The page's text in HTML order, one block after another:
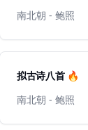
南北朝 - 鲍照
拟古诗八首 🔥
南北朝 - 鲍照